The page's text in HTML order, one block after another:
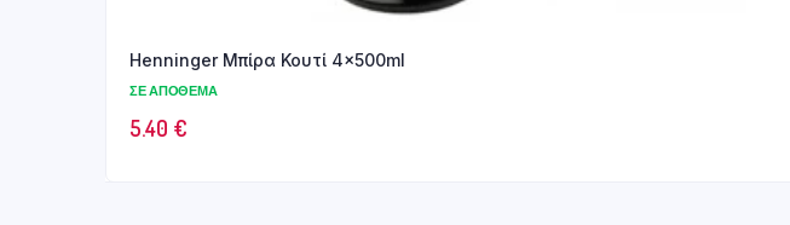
Henninger Μπίρα Κουτί 4x500ml
ΣΕ ΑΠΌΘΕΜΑ
5.40 €